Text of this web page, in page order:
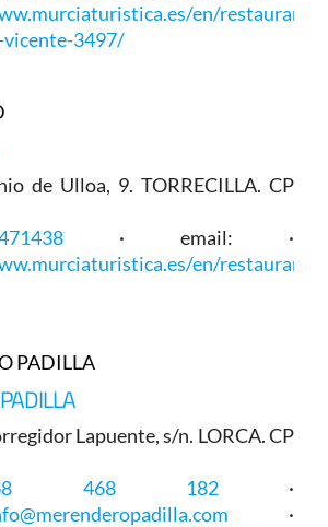
en/restaurant/
3497/
de Ulloa, 9. TORRECILLA. CP
· email: ·
en/restaurant/
Lapuente, s/n. LORCA. CP
468 182·
·